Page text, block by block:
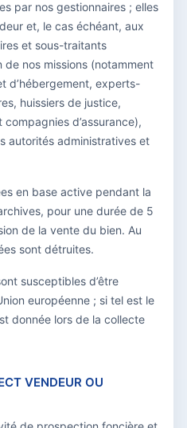
par nos gestionnaires ; elles
et, le cas échéant, aux
et sous-traitants
de nos missions (notamment
d’hébergement, experts-
huissiers de justice,
d’assurance),
autorités administratives et
en base active pendant la
pour une durée de 5
de la vente du bien. Au
sont détruites.
susceptibles d’être
européenne ; si tel est le
donnée lors de la collecte
VENDEUR OU